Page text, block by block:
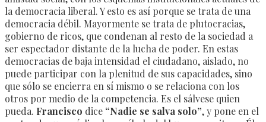
la democracia liberal. Y esto es así porque se trata de una
democracia débil. Mayormente se trata de plutocracias,
gobierno de ricos, que condenan al resto de la sociedad a
ser espectador distante de la lucha de poder. En estas
democracias de baja intensidad el ciudadano, aislado, no
puede participar con la plenitud de sus capacidades, sino
que sólo se encierra en sí mismo o se relaciona con los
otros por medio de la competencia. Es el sálvese quien
pueda. Francisco dice “Nadie se salva solo”, y pone en el